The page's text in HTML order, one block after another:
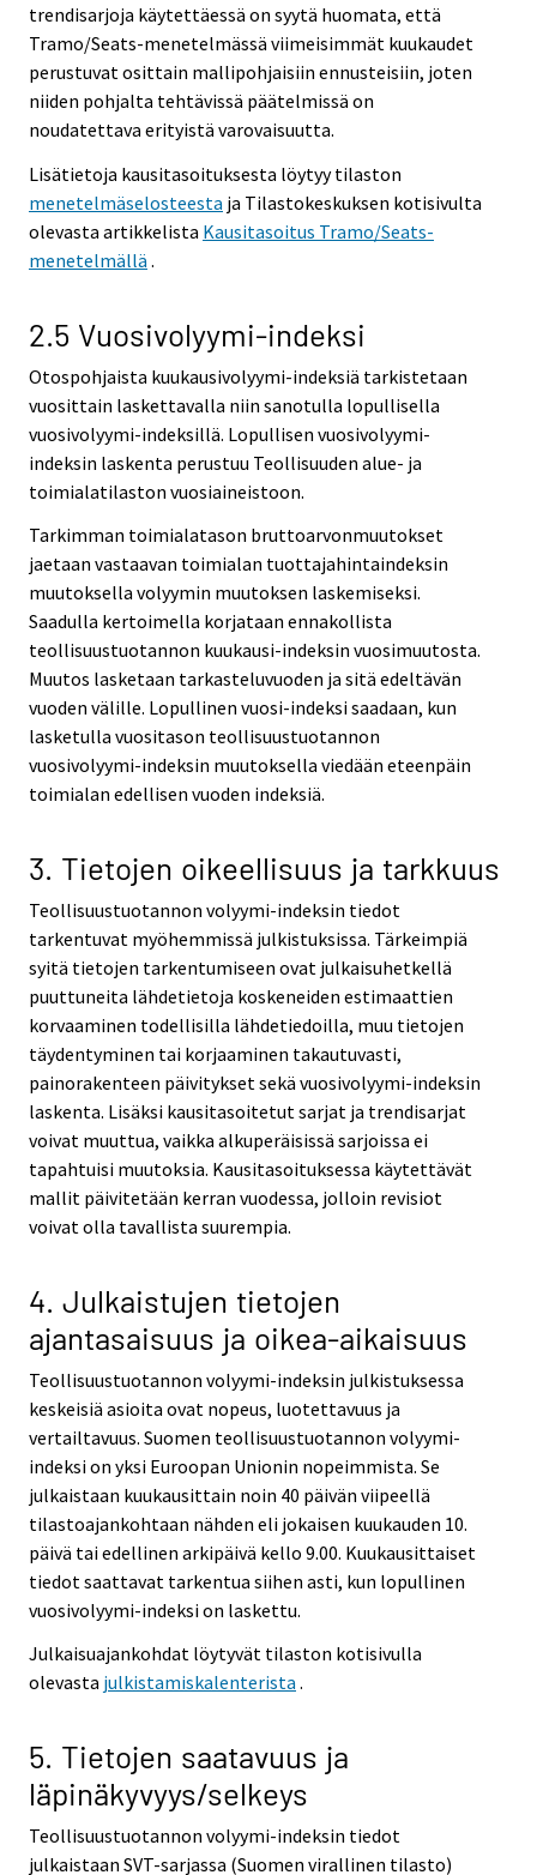
trendisarjoja käytettäessä on syytä huomata, että
Tramo/Seats-menetelmässä viimeisimmät kuukaudet
perustuvat osittain mallipohjaisiin ennusteisiin, joten
niiden pohjalta tehtävissä päätelmissä on
noudatettava erityistä varovaisuutta.
Lisätietoja kausitasoituksesta löytyy tilaston
menetelmäselosteesta ja Tilastokeskuksen kotisivulta
olevasta artikkelista Kausitasoitus Tramo/Seats-
menetelmällä .
2.5 Vuosivolyymi-indeksi
Otospohjaista kuukausivolyymi-indeksiä tarkistetaan
vuosittain laskettavalla niin sanotulla lopullisella
vuosivolyymi-indeksillä. Lopullisen vuosivolyymi-
indeksin laskenta perustuu Teollisuuden alue- ja
toimialatilaston vuosiaineistoon.
Tarkimman toimialatason bruttoarvonmuutokset
jaetaan vastaavan toimialan tuottajahintaindeksin
muutoksella volyymin muutoksen laskemiseksi.
Saadulla kertoimella korjataan ennakollista
teollisuustuotannon kuukausi-indeksin vuosimuutosta.
Muutos lasketaan tarkasteluvuoden ja sitä edeltävän
vuoden välille. Lopullinen vuosi-indeksi saadaan, kun
lasketulla vuositason teollisuustuotannon
vuosivolyymi-indeksin muutoksella viedään eteenpäin
toimialan edellisen vuoden indeksiä.
3. Tietojen oikeellisuus ja tarkkuus
Teollisuustuotannon volyymi-indeksin tiedot
tarkentuvat myöhemmissä julkistuksissa. Tärkeimpiä
syitä tietojen tarkentumiseen ovat julkaisuhetkellä
puuttuneita lähdetietoja koskeneiden estimaattien
korvaaminen todellisilla lähdetiedoilla, muu tietojen
täydentyminen tai korjaaminen takautuvasti,
painorakenteen päivitykset sekä vuosivolyymi-indeksin
laskenta. Lisäksi kausitasoitetut sarjat ja trendisarjat
voivat muuttua, vaikka alkuperäisissä sarjoissa ei
tapahtuisi muutoksia. Kausitasoituksessa käytettävät
mallit päivitetään kerran vuodessa, jolloin revisiot
voivat olla tavallista suurempia.
4. Julkaistujen tietojen
ajantasaisuus ja oikea-aikaisuus
Teollisuustuotannon volyymi-indeksin julkistuksessa
keskeisiä asioita ovat nopeus, luotettavuus ja
vertailtavuus. Suomen teollisuustuotannon volyymi-
indeksi on yksi Euroopan Unionin nopeimmista. Se
julkaistaan kuukausittain noin 40 päivän viipeellä
tilastoajankohtaan nähden eli jokaisen kuukauden 10.
päivä tai edellinen arkipäivä kello 9.00. Kuukausittaiset
tiedot saattavat tarkentua siihen asti, kun lopullinen
vuosivolyymi-indeksi on laskettu.
Julkaisuajankohdat löytyvät tilaston kotisivulla
olevasta julkistamiskalenterista .
5. Tietojen saatavuus ja
läpinäkyvyys/selkeys
Teollisuustuotannon volyymi-indeksin tiedot
julkaistaan SVT-sarjassa (Suomen virallinen tilasto)